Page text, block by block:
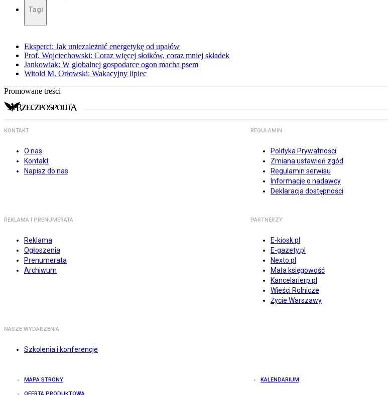
Tagi
Eksperci: Jak uniezależnić energetykę od upałów
Prof. Wojciechowski: Coraz więcej słoików, coraz mniej składek
Jankowiak: W globalnej gospodarce ogon macha psem
Witold M. Orłowski: Wakacyjny lipiec
Promowane treści
KONTAKT
O nas
Kontakt
Napisz do nas
REGULAMIN
Polityka Prywatności
Zmiana ustawień zgód
Regulamin serwisu
Informacje o nadawcy
Deklaracja dostępności
REKLAMA I PRENUMERATA
Reklama
Ogłoszenia
Prenumerata
Archiwum
PARTNERZY
E-kiosk.pl
E-gazety.pl
Nexto.pl
Mała księgowość
Kancelarierp.pl
Wieści Rolnicze
Życie Warszawy
NASZE WYDARZENIA
Szkolenia i konferencje
MAPA STRONY KALENDARIUM